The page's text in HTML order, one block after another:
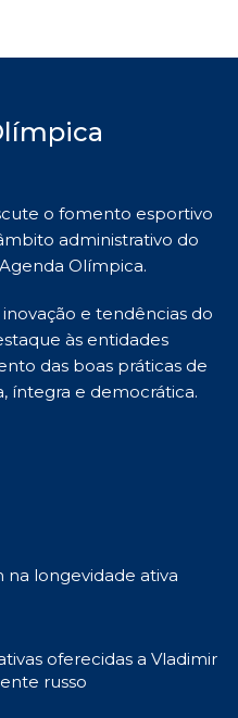
o fomento esportivo
administrativo do
Olímpica.
e tendências do
às entidades
das boas práticas de
íntegra e democrática.
na longevidade ativa
oferecidas a Vladimir
russo